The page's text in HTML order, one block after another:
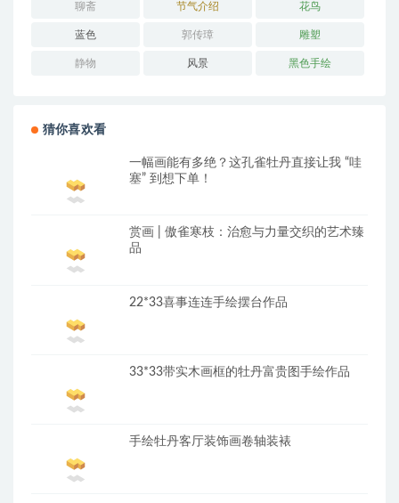
聊斋 节气介绍 花鸟
蓝色 郭传璋 雕塑
静物 风景 黑色手绘
猜你喜欢看
一幅画能有多绝？这孔雀牡丹直接让我 “哇
塞” 到想下单！
赏画 | 傲雀寒枝：治愈与力量交织的艺术臻
品
22*33喜事连连手绘摆台作品
33*33带实木画框的牡丹富贵图手绘作品
手绘牡丹客厅装饰画卷轴装裱